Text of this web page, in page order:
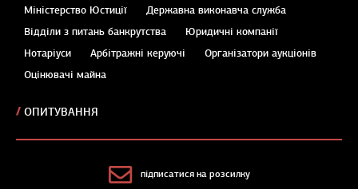
Міністерство Юстиції
Державна виконавча служба
Відділи з питань банкрутства
Юридичні компанії
Нотаріуси
Арбітражні керуючі
Організатори аукціонів
Оцінювачі майна
ОПИТУВАННЯ
підписатися на розсилку